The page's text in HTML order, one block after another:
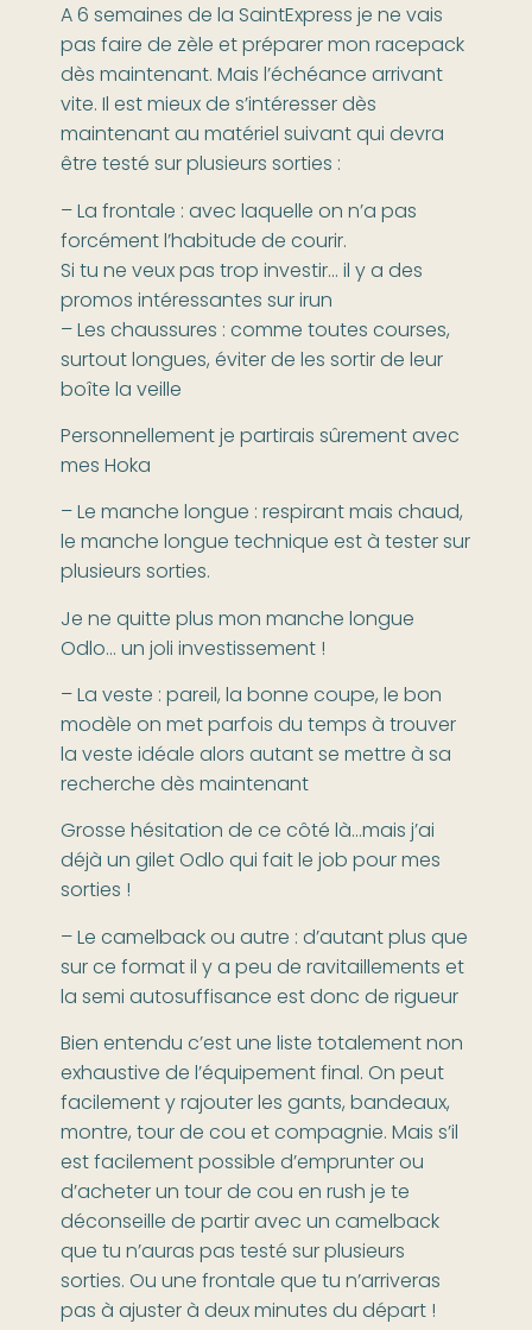
A 6 semaines de la SaintExpress je ne vais
pas faire de zèle et préparer mon racepack
dès maintenant. Mais l’échéance arrivant
vite. Il est mieux de s’intéresser dès
maintenant au matériel suivant qui devra
être testé sur plusieurs sorties :
– La frontale : avec laquelle on n’a pas
forcément l’habitude de courir.
Si tu ne veux pas trop investir… il y a des
promos intéressantes sur irun
– Les chaussures : comme toutes courses,
surtout longues, éviter de les sortir de leur
boîte la veille
Personnellement je partirais sûrement avec
mes Hoka
– Le manche longue : respirant mais chaud,
le manche longue technique est à tester sur
plusieurs sorties.
Je ne quitte plus mon manche longue
Odlo… un joli investissement !
– La veste : pareil, la bonne coupe, le bon
modèle on met parfois du temps à trouver
la veste idéale alors autant se mettre à sa
recherche dès maintenant
Grosse hésitation de ce côté là…mais j’ai
déjà un gilet Odlo qui fait le job pour mes
sorties !
– Le camelback ou autre : d’autant plus que
sur ce format il y a peu de ravitaillements et
la semi autosuffisance est donc de rigueur
Bien entendu c’est une liste totalement non
exhaustive de l’équipement final. On peut
facilement y rajouter les gants, bandeaux,
montre, tour de cou et compagnie. Mais s’il
est facilement possible d’emprunter ou
d’acheter un tour de cou en rush je te
déconseille de partir avec un camelback
que tu n’auras pas testé sur plusieurs
sorties. Ou une frontale que tu n’arriveras
pas à ajuster à deux minutes du départ !